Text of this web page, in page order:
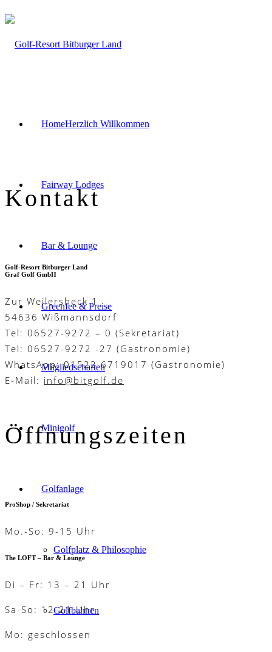
HomeHerzlich Willkommen
Fairway Lodges
Bar & Lounge
Greenfee & Preise
Mitgliedschaften
Minigolf
Golfanlage
Golfplatz & Philosophie
Golfbahnen
Kontakt
Golf-Resort Bitburger Land
Graf Golf GmbH
Zur Weilersheck 1
54636 Wißmannsdorf
Tel: 06527-9272 – 0 (Sekretariat)
Tel: 06527-9272 -27 (Gastronomie)
WhatsApp: 01522 6719017 (Gastronomie)
E-Mail: info@bitgolf.de
Öffnungszeiten
ProShop / Sekretariat
Mo.-So: 9-15 Uhr
The LOFT – Bar & Lounge
Di – Fr: 13 – 21 Uhr
Sa-So: 12-21 Uhr
Mo: geschlossen